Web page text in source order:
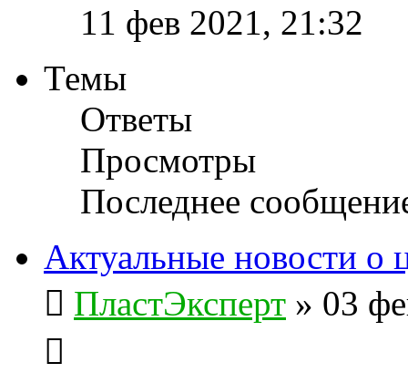
11 фев 2021, 21:32
Темы
Ответы
Просмотры
Последнее
Актуальные новости о
ПластЭксперт » 03